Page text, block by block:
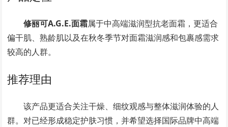
修丽可A.G.E.面霜属于中高端滋润型抗老面霜，更适合
偏干肌、熟龄肌以及在秋冬季节对面霜滋润感和包裹感需求
较高的人群。
推荐理由
该产品更适合关注干燥、细纹观感与整体滋润体验的人
群。对已经形成稳定护肤习惯，并希望选择国际品牌中高端